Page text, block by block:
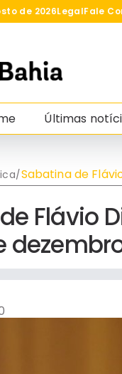
de 2026LegalFale
Últimas
/Sabatina de
para vaga no
dezembro
Flávio